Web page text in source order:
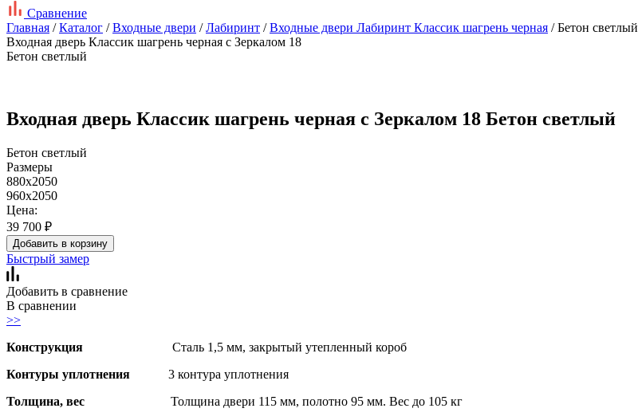
Сравнение
Главная /Каталог /Входные двери /Лабиринт /Входные двери Лабиринт Классик шагрень черная / Бетон светлый
Входная дверь Классик шагрень черная с Зеркалом 18
Бетон светлый
Входная дверь Классик шагрень черная с Зеркалом 18 Бетон светлый
Бетон светлый
Размеры
880x2050
960x2050
Цена:
39 700 ₽
Добавить в корзину
Быстрый замер
Добавить в сравнение
В сравнении
>>
Конструкция Сталь 1,5 мм, закрытый утепленный короб
Контуры уплотнения 3 контура уплотнения
Толщина, вес Толщина двери 115 мм, полотно 95 мм. Вес до 105 кг